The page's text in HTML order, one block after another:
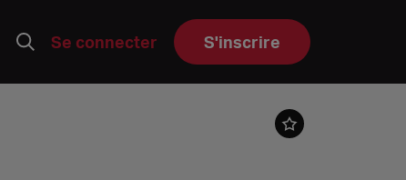
Se connecter S'inscrire